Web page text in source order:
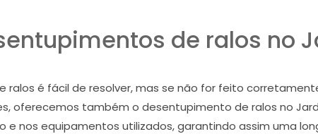
de ralos no
ralos é fácil de resolver, mas se não for feito
oferecemos também o desentupimento de ralos no
e nos equipamentos utilizados, garantindo assim uma